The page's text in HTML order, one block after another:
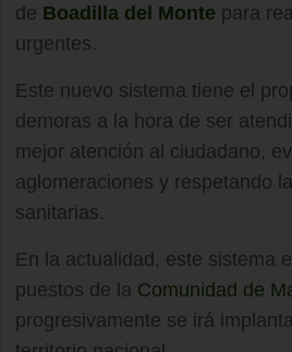
de Boadilla del Monte para
urgentes.
Este nuevo sistema tiene el
demoras a la hora de ser
mejor atención al ciudadano,
aglomeraciones y respetando
sanitarias.
En la actualidad, este sistema
puestos de la Comunidad de
progresivamente se irá